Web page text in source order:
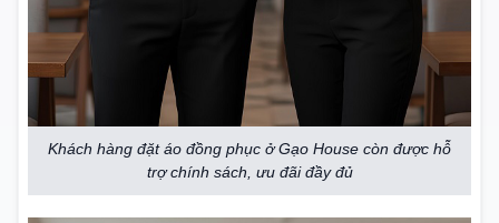
Khách hàng đặt áo đồng phục ở Gạo House còn được hỗ
trợ chính sách, ưu đãi đầy đủ